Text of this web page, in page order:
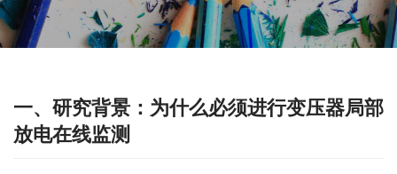
一、研究背景：为什么必须进行变压器局部
放电在线监测